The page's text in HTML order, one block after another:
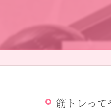
筋トレって